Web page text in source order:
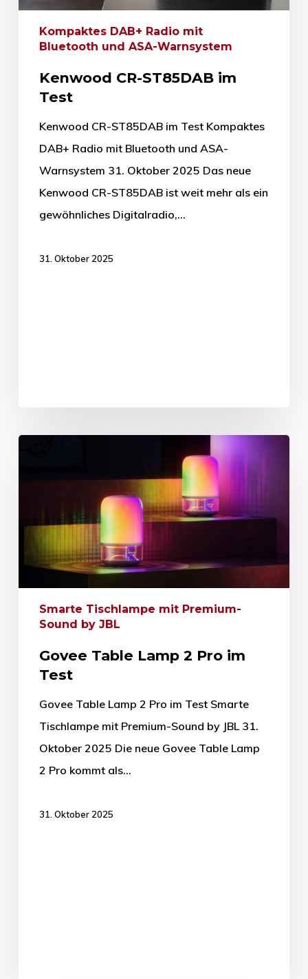
Kompaktes DAB+ Radio mit
Bluetooth und ASA-Warnsystem
Kenwood CR-ST85DAB im
Test
Kenwood CR-ST85DAB im Test Kompaktes
DAB+ Radio mit Bluetooth und ASA-
Warnsystem 31. Oktober 2025 Das neue
Kenwood CR-ST85DAB ist weit mehr als ein
gewöhnliches Digitalradio,…
31. Oktober 2025
Smarte Tischlampe mit Premium-
Sound by JBL
Govee Table Lamp 2 Pro im
Test
Govee Table Lamp 2 Pro im Test Smarte
Tischlampe mit Premium-Sound by JBL 31.
Oktober 2025 Die neue Govee Table Lamp
2 Pro kommt als…
31. Oktober 2025